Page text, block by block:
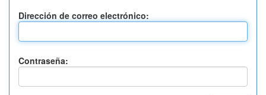
Dirección de correo electrónico:
Contraseña: